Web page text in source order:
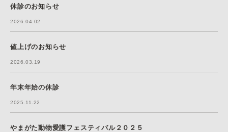
休診のお知らせ
2026.04.02
値上げのお知らせ
2026.03.19
年末年始の休診
2025.11.22
やまがた動物愛護フェスティバル２０２５